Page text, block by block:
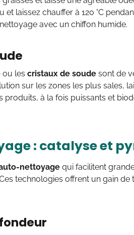
laissez chauffer à 120 °C
avec un chiffon humide.
ou les cristaux de soude sont de
sur les zones les plus sales,
à la fois puissants et
: catalyse et
nettoyage qui facilitent
technologies offrent un gain de